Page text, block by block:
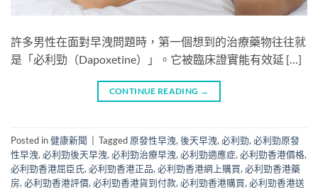
許多男性在面對早洩問題時，第一個想到的治療藥物往往就
是「必利勁（Dapoxetine）」。它被臨床證實能有效延 […]
CONTINUE READING →
Posted in健康新聞 Tagged 原發性早洩, 後天早洩, 必利勁, 必利勁原發
性早洩, 必利勁後天早洩, 必利勁治療早洩, 必利勁適應症, 必利勁香港價格,
必利勁香港屈臣氏, 必利勁香港正品, 必利勁香港網上購買, 必利勁香港藥
房, 必利勁香港評價, 必利勁香港貨到付款, 必利勁香港購買, 必利勁香港送